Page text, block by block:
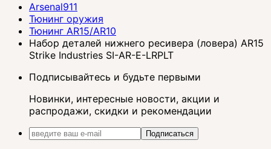
Arsenal911
Тюнинг оружия
Тюнинг AR15/AR10
Набор деталей нижнего ресивера (ловера) AR15
Strike Industries SI-AR-E-LRPLT
Подписывайтесь и будьте первыми
Новинки, интересные новости, акции и
распродажи, скидки и рекомендации
Подписаться